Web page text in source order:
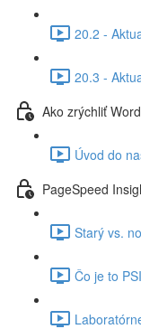
20.2 -
20.3 -
Ako zrýchliť
Úvod do
PageSpeed
Starý vs.
Čo je to